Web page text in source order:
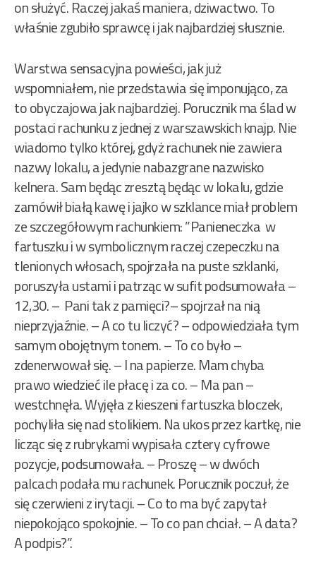
on służyć. Raczej jakaś maniera, dziwactwo. To
właśnie zgubiło sprawcę i jak najbardziej słusznie.
Warstwa sensacyjna powieści, jak już
wspomniałem, nie przedstawia się imponująco, za
to obyczajowa jak najbardziej. Porucznik ma ślad w
postaci rachunku z jednej z warszawskich knajp. Nie
wiadomo tylko której, gdyż rachunek nie zawiera
nazwy lokalu, a jedynie nabazgrane nazwisko
kelnera. Sam będąc zresztą będąc w lokalu, gdzie
zamówił białą kawę i jajko w szklance miał problem
ze szczegółowym rachunkiem: ”Panieneczka w
fartuszku i w symbolicznym raczej czepeczku na
tlenionych włosach, spojrzała na puste szklanki,
poruszyła ustami i patrząc w sufit podsumowała –
12,30. – Pani tak z pamięci?– spojrzał na nią
nieprzyjaźnie. – A co tu liczyć? – odpowiedziała tym
samym obojętnym tonem. – To co było –
zdenerwował się. – I na papierze. Mam chyba
prawo wiedzieć ile płacę i za co. – Ma pan –
westchnęła. Wyjęła z kieszeni fartuszka bloczek,
pochyliła się nad stolikiem. Na ukos przez kartkę, nie
licząc się z rubrykami wypisała cztery cyfrowe
pozycje, podsumowała. – Proszę – w dwóch
palcach podała mu rachunek. Porucznik poczuł, że
się czerwieni z irytacji. – Co to ma być zapytał
niepokojąco spokojnie. – To co pan chciał. – A data?
A podpis?”.